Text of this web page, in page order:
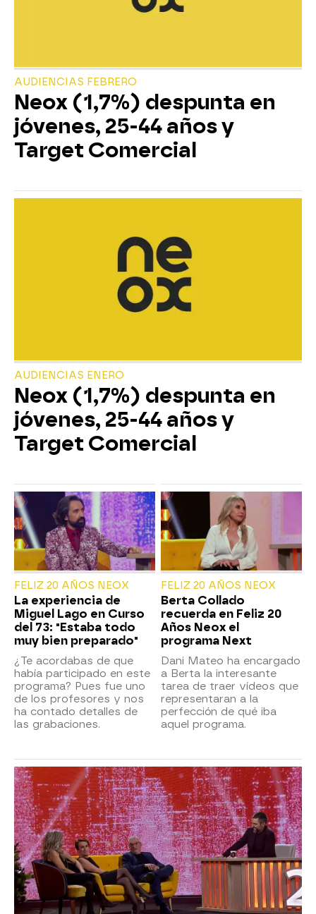
AUDIENCIAS FEBRERO
Neox (1,7%) despunta en
jóvenes, 25-44 años y
Target Comercial
AUDIENCIAS ENERO
Neox (1,7%) despunta en
jóvenes, 25-44 años y
Target Comercial
FELIZ 20 AÑOS NEOX
La experiencia de
Miguel Lago en Curso
del 73: "Estaba todo
muy bien preparado"
¿Te acordabas de que
había participado en este
programa? Pues fue uno
de los profesores y nos
ha contado detalles de
las grabaciones.
FELIZ 20 AÑOS NEOX
Berta Collado
recuerda en Feliz 20
Años Neox el
programa Next
Dani Mateo ha encargado
a Berta la interesante
tarea de traer vídeos que
representaran a la
perfección de qué iba
aquel programa.